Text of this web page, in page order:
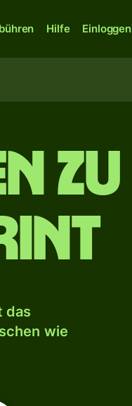
Hilfe Einloggen
zu
das
wie